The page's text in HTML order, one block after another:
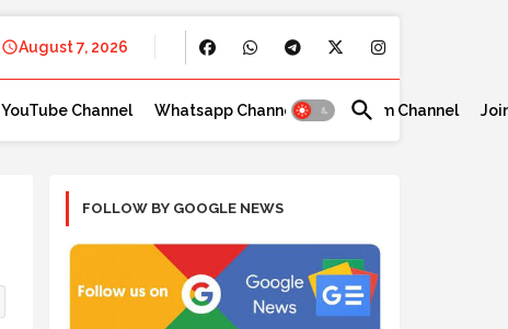
August 7, 2026
YouTube Channel Whatsapp Channel Telegram Channel
FOLLOW BY GOOGLE NEWS